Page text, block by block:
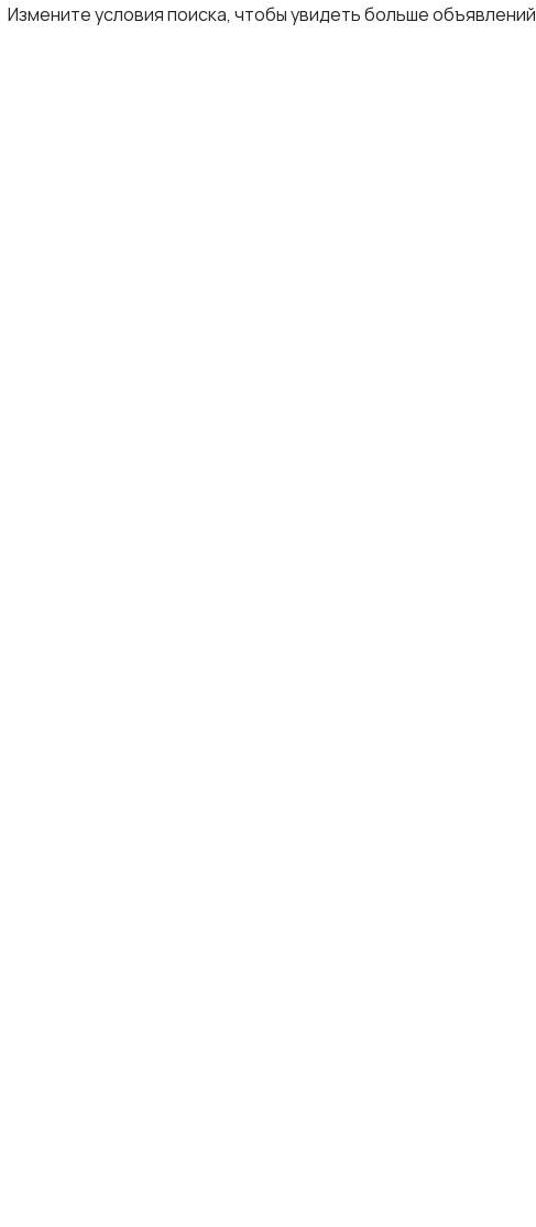
Измените условия поиска, чтобы увидеть больше объявлений